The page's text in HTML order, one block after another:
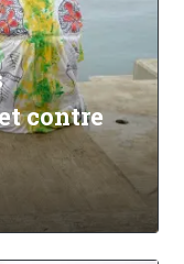
contre